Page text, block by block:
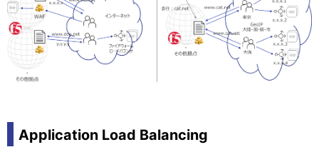
Application Load Balancing